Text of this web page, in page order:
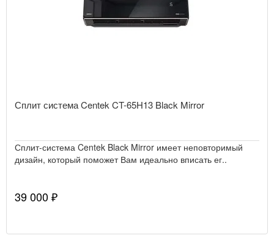
Сплит система Centek CT-65H13 Black Mirror
Сплит-система Centek Black Mirror имеет неповторимый
дизайн, который поможет Вам идеально вписать ег..
39 000 ₽